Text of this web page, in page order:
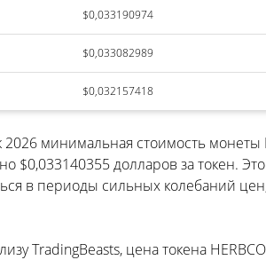
$0,033190974
$0,033082989
$0,032157418
2026 минимальная стоимость
долларов за токен.
в периоды сильных колебаний
TradingBeasts, цена токена